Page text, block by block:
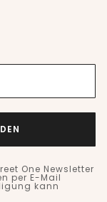
One Newsletter
per E-Mail
kann